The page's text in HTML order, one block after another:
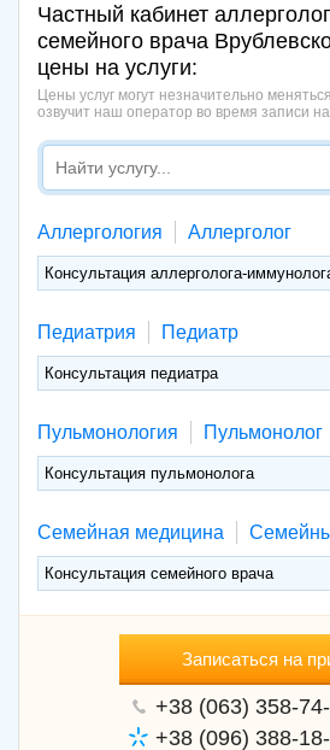
Частный кабинет
семейного врача
цены на услуги:
Цены услуг могут незначительно
озвучит наш оператор во время записи
Аллергология Аллерголог
Консультация аллерголога-
Педиатрия Педиатр
Консультация педиатра
Пульмонология Пульмонолог
Консультация пульмонолога
Семейная медицина
Консультация семейного врача
Записаться на
+38 (063) 358-
+38 (096) 388-